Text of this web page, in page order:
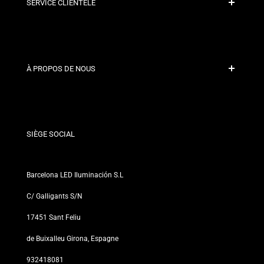
SERVICE CLIENTÈLE
Contact
À PROPOS DE NOUS
Nos Magasins
SIÈGE SOCIAL
Barcelona LED Iluminación S.L
C/ Galligants S/N
17451 Sant Feliu
de Buixalleu Girona, Espagne
932418081